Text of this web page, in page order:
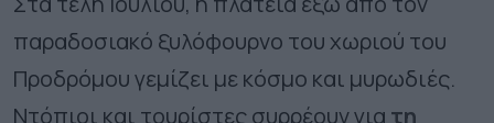
παραδοσιακό ξυλόφουρνο του χωριού του
Προδρόμου γεμίζει με κόσμο και μυρωδιές.
Ντόπιοι και τουρίστες συρρέουν για τη